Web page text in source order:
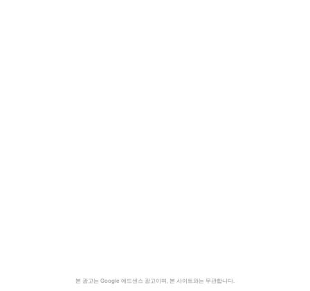
본 광고는 Google 애드센스 광고이며, 본 사이트와는 무관합니다.